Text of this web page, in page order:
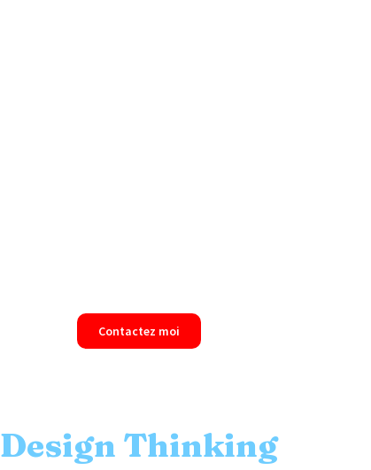
Contactez moi
Design Thinking